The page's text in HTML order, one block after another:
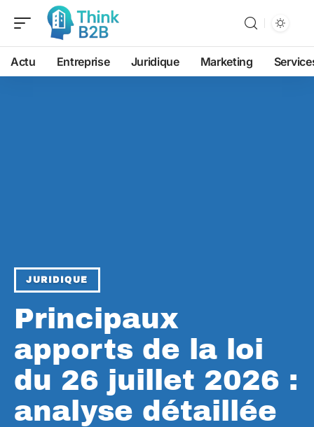
Actu Entreprise Juridique Marketing
JURIDIQUE
Principaux
apports de la loi
du 26 juillet 2026 :
analyse détaillée